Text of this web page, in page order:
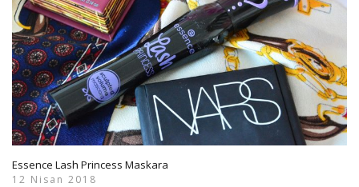
Essence Lash Princess Maskara
12 Nisan 2018